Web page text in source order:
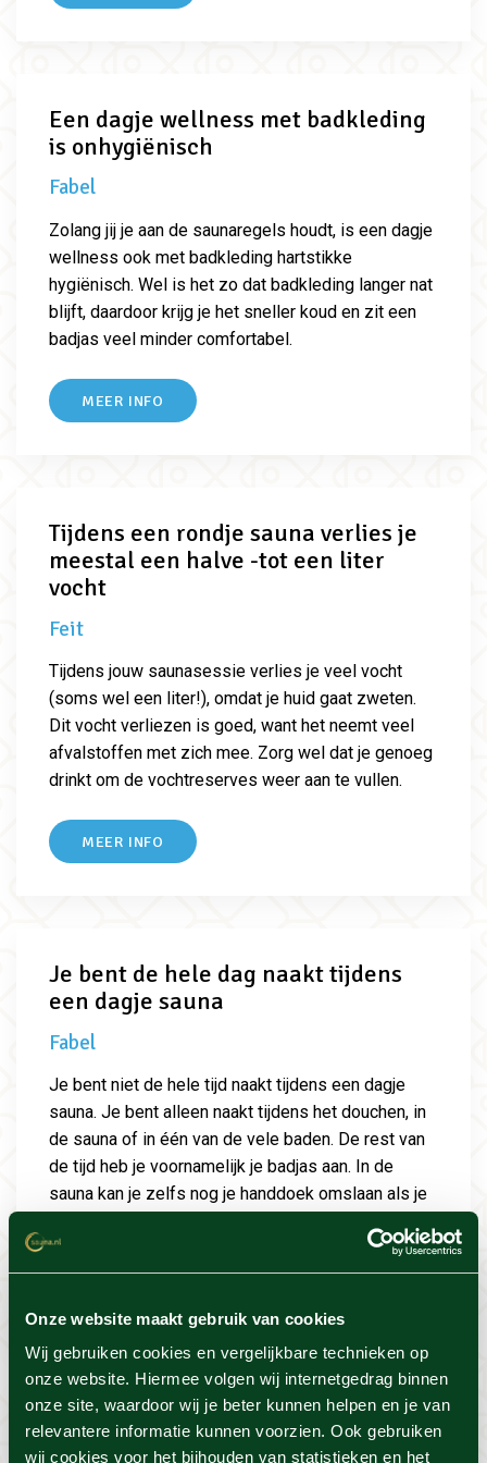
Onze website maakt gebruik van cookies
Wij gebruiken cookies en vergelijkbare technieken op
onze website. Hiermee volgen wij internetgedrag binnen
onze site, waardoor wij je beter kunnen helpen en je van
relevantere informatie kunnen voorzien. Ook gebruiken
wij cookies voor het bijhouden van statistieken en het
Een dagje wellness met badkleding
is onhygiënisch
Fabel
Zolang jij je aan de saunaregels houdt, is een dagje
wellness ook met badkleding hartstikke
hygiënisch. Wel is het zo dat badkleding langer nat
blijft, daardoor krijg je het sneller koud en zit een
badjas veel minder comfortabel.
MEER INFO
Tijdens een rondje sauna verlies je
meestal een halve -tot een liter
vocht
Feit
Tijdens jouw saunasessie verlies je veel vocht
(soms wel een liter!), omdat je huid gaat zweten.
Dit vocht verliezen is goed, want het neemt veel
afvalstoffen met zich mee. Zorg wel dat je genoeg
drinkt om de vochtreserves weer aan te vullen.
MEER INFO
Je bent de hele dag naakt tijdens
een dagje sauna
Fabel
Je bent niet de hele tijd naakt tijdens een dagje
sauna. Je bent alleen naakt tijdens het douchen, in
de sauna of in één van de vele baden. De rest van
de tijd heb je voornamelijk je badjas aan. In de
sauna kan je zelfs nog je handdoek omslaan als je
Gelukkig hebben de meeste wellnessresorts
badkledingdagenwaarbij je gebruik kunt maken van
Je kan niet alleen naar de